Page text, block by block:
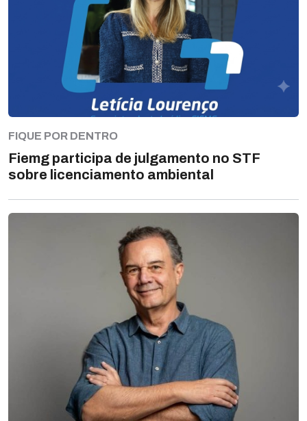
FIQUE POR DENTRO
Fiemg participa de julgamento no STF
sobre licenciamento ambiental